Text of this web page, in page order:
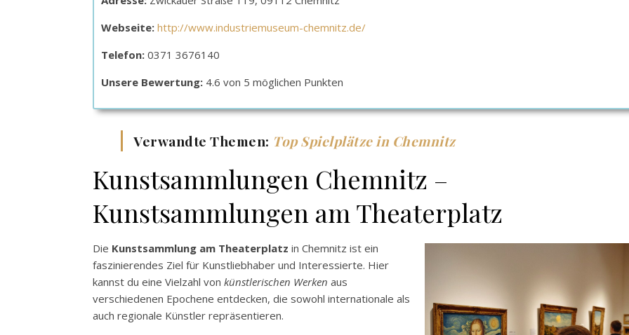
Webseite: http://www.industriemuseum-chemnitz.de/
Telefon: 0371 3676140
Unsere Bewertung: 4.6 von 5 möglichen Punkten
Verwandte Themen: Top Spielplätze in Chemnitz
Kunstsammlungen Chemnitz –
Kunstsammlungen am Theaterplatz
Die Kunstsammlung am Theaterplatz in Chemnitz ist ein
faszinierendes Ziel für Kunstliebhaber und Interessierte. Hier
kannst du eine Vielzahl von künstlerischen Werken aus
verschiedenen Epochene entdecken, die sowohl internationale als
auch regionale Künstler repräsentieren.